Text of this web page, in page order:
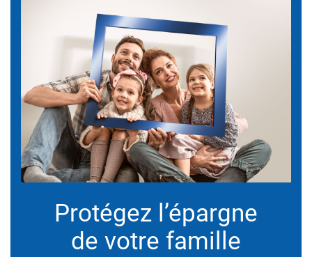
Protégez l’épargne
de votre famille